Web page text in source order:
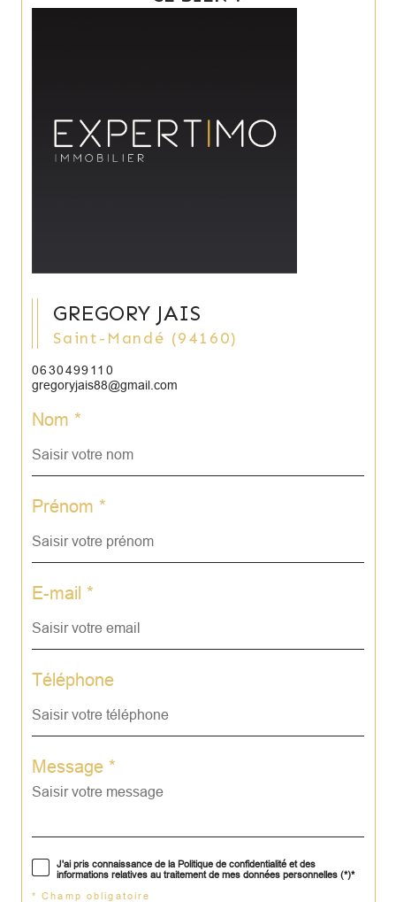
GREGORY JAIS
Saint-Mandé (94160)
0630499110
gregoryjais88@gmail.com
Nom *
Prénom *
E-mail *
Téléphone
Message *
J'ai pris connaissance de la Politique de confidentialité et des
informations relatives au traitement de mes données personnelles (*)*
* Champ obligatoire